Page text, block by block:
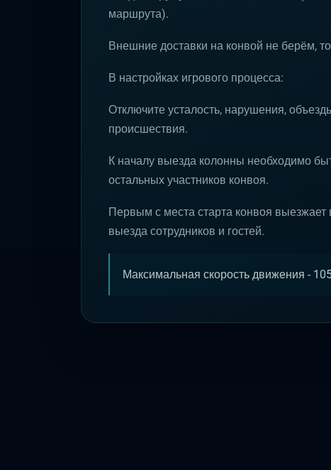
маршрута).
Внешние доставки на конвой не берём,
В настройках игрового процесса:
Отключите усталость, нарушения,
происшествия.
К началу выезда колонны необходимо
остальных участников конвоя.
Первым с места старта конвоя
выезда сотрудников и гостей.
Максимальная скорость движения -